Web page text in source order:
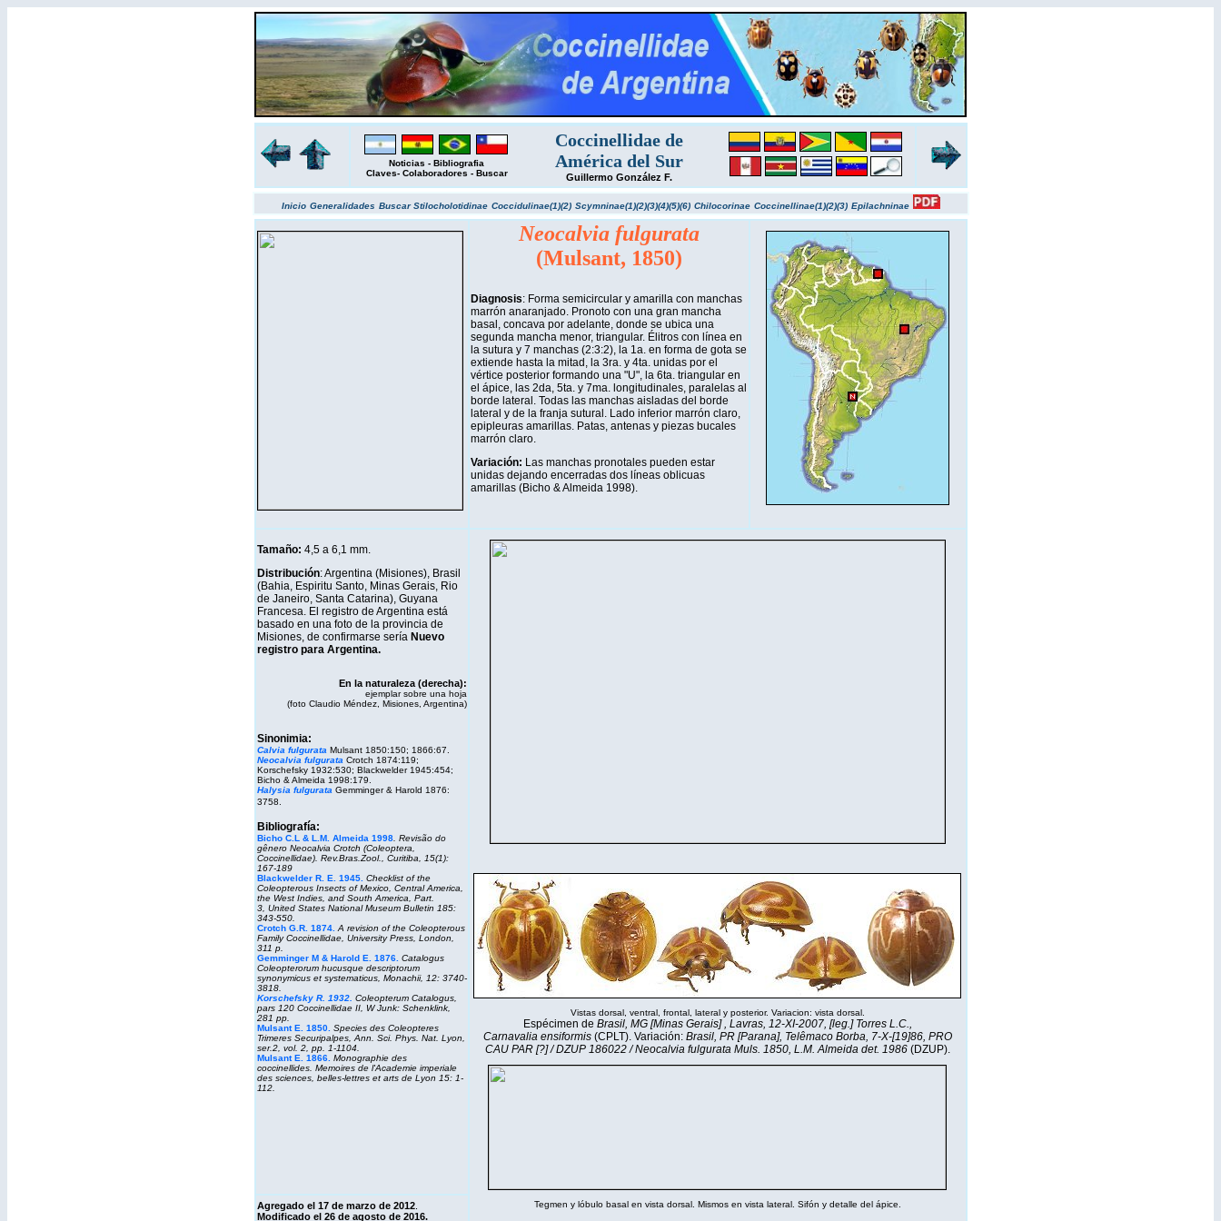
Noticias - Bibliografia
Claves- Colaboradores - Buscar
Coccinellidae de
América del Sur
Guillermo González F.
Inicio Generalidades BuscarStilocholotidinae Coccidulinae(1)(2) Scymninae(1)(2)(3)(4)(5)(6) Chilocorinae Coccinellinae(1)(2)(3) Epilachninae
Neocalvia fulgurata
(Mulsant, 1850)
Diagnosis: Forma semicircular y amarilla con manchas
marrón anaranjado. Pronoto con una gran mancha
basal, concava por adelante, donde se ubica una
segunda mancha menor, triangular. Élitros con línea en
la sutura y 7 manchas (2:3:2), la 1a. en forma de gota se
extiende hasta la mitad, la 3ra. y 4ta. unidas por el
vértice posterior formando una "U", la 6ta. triangular en
el ápice, las 2da, 5ta. y 7ma. longitudinales, paralelas al
borde lateral. Todas las manchas aisladas del borde
lateral y de la franja sutural. Lado inferior marrón claro,
epipleuras amarillas. Patas, antenas y piezas bucales
marrón claro.
Variación: Las manchas pronotales pueden estar
unidas dejando encerradas dos líneas oblicuas
amarillas (Bicho & Almeida 1998).
Tamaño: 4,5 a 6,1 mm.
Distribución: Argentina (Misiones), Brasil
(Bahia, Espiritu Santo, Minas Gerais, Rio
de Janeiro, Santa Catarina), Guyana
Francesa. El registro de Argentina está
basado en una foto de la provincia de
Misiones, de confirmarse sería Nuevo
registro para Argentina.
En la naturaleza (derecha):
ejemplar sobre una hoja
(foto Claudio Méndez, Misiones, Argentina)
Sinonimia:
Calvia fulgurata Mulsant 1850:150; 1866:67.
Neocalvia fulgurata Crotch 1874:119;
Korschefsky 1932:530; Blackwelder 1945:454;
Bicho & Almeida 1998:179.
Halysia fulgurata Gemminger & Harold 1876:
3758.
Bibliografía:
Bicho C.L & L.M. Almeida 1998. Revisão do
gênero Neocalvia Crotch (Coleoptera,
Coccinellidae). Rev.Bras.Zool., Curitiba, 15(1):
167-189
Blackwelder R. E. 1945. Checklist of the
Coleopterous Insects of Mexico, Central America,
the West Indies, and South America, Part.
3, United States National Museum Bulletin 185:
343-550.
Crotch G.R. 1874. A revision of the Coleopterous
Family Coccinellidae, University Press, London,
311 p.
Gemminger M & Harold E. 1876. Catalogus
Coleopterorum hucusque descriptorum
synonymicus et systematicus, Monachii, 12: 3740-
3818.
Korschefsky R. 1932. Coleopterum Catalogus,
pars 120 Coccinellidae II, W Junk: Schenklink,
281 pp.
Mulsant E. 1850. Species des Coleopteres
Trimeres Securipalpes, Ann. Sci. Phys. Nat. Lyon,
ser.2, vol. 2, pp. 1-1104.
Mulsant E. 1866. Monographie des
coccinellides. Memoires de l'Academie imperiale
des sciences, belles-lettres et arts de Lyon 15: 1-
112.
Vistas dorsal, ventral, frontal, lateral y posterior. Variacion: vista dorsal.
Espécimen de Brasil, MG [Minas Gerais] , Lavras, 12-XI-2007, [leg.] Torres L.C.,
Carnavalia ensiformis(CPLT). Variación: Brasil, PR [Parana], Telêmaco Borba, 7-X-[19]86, PRO
CAU PAR [?] / DZUP 186022 / Neocalvia fulgurata Muls. 1850, L.M. Almeida det. 1986(DZUP).
Tegmen y lóbulo basal en vista dorsal. Mismos en vista lateral. Sifón y detalle del ápice.
Agregado el 17 de marzo de 2012.
Modificado el 26 de agosto de 2016.